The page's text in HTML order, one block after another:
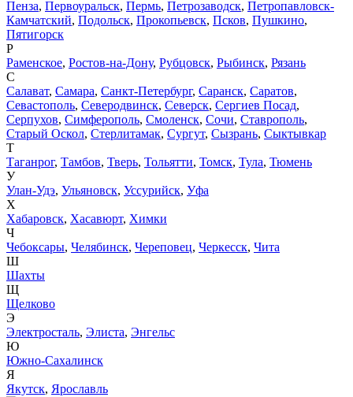
Пенза, Первоуральск, Пермь, Петрозаводск, Петропавловск-
Камчатский, Подольск, Прокопьевск, Псков, Пушкино,
Пятигорск
Р
Раменское, Ростов-на-Дону, Рубцовск, Рыбинск, Рязань
С
Салават, Самара, Санкт-Петербург, Саранск, Саратов,
Севастополь, Северодвинск, Северск, Сергиев Посад,
Серпухов, Симферополь, Смоленск, Сочи, Ставрополь,
Старый Оскол, Стерлитамак, Сургут, Сызрань, Сыктывкар
Т
Таганрог, Тамбов, Тверь, Тольятти, Томск, Тула, Тюмень
У
Улан-Удэ, Ульяновск, Уссурийск, Уфа
Х
Хабаровск, Хасавюрт, Химки
Ч
Чебоксары, Челябинск, Череповец, Черкесск, Чита
Ш
Шахты
Щ
Щелково
Э
Электросталь, Элиста, Энгельс
Ю
Южно-Сахалинск
Я
Якутск, Ярославль